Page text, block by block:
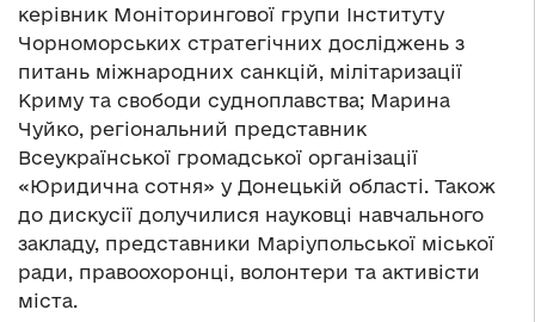
керівник Моніторингової групи Інституту
Чорноморських стратегічних досліджень з
питань міжнародних санкцій, мілітаризації
Криму та свободи судноплавства; Марина
Чуйко, регіональний представник
Всеукраїнської громадської організації
«Юридична сотня» у Донецькій області. Також
до дискусії долучилися науковці навчального
закладу, представники Маріупольської міської
ради, правоохоронці, волонтери та активісти
міста.